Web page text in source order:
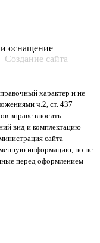
оснащение
Создание сайта —
характер и не
ч.2, ст. 437
вправе вносить
вид и комплектацию
сайта
информацию, но не
перед оформлением